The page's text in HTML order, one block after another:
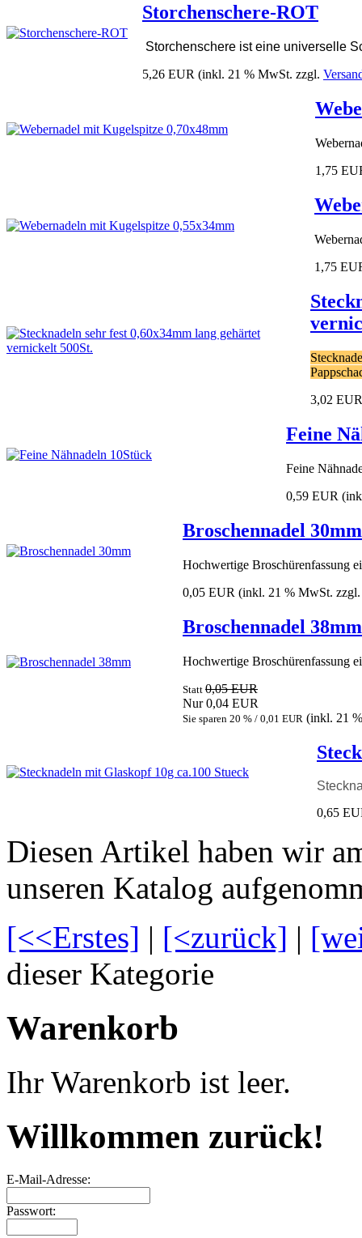
Storchenschere-ROT
Storchenschere ist eine universelle
5,26 EUR (inkl. 21 % MwSt. zzgl.
1,75
1,75
3,02 EUR
Feine
Feine
0,59 EUR
Broschennadel 30mm
Hochwertige Broschürenfassung
0,05 EUR (inkl. 21 % MwSt.
Broschennadel 38mm
Hochwertige Broschürenfassung
Statt 0,05 EUR
Nur 0,04 EUR
Sie sparen 20 % / 0,01 EUR (inkl. 21
0,65
Diesen Artikel haben wir
unseren Katalog
[<<Erstes] | [<zurück] |
dieser Kategorie
Warenkorb
Ihr Warenkorb ist leer.
Willkommen zurück!
E-Mail-Adresse:
Passwort: